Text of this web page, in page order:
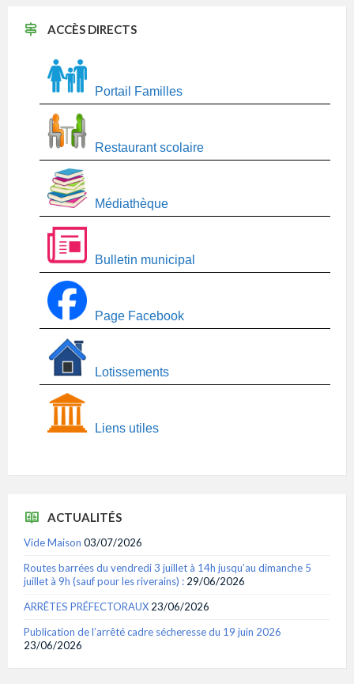
ACCÈS DIRECTS
Portail Familles
Restaurant scolaire
Médiathèque
Bulletin municipal
Page Facebook
Lotissements
Liens utiles
ACTUALITÉS
Vide Maison 03/07/2026
Routes barrées du vendredi 3 juillet à 14h jusqu’au dimanche 5
juillet à 9h (sauf pour les riverains) : 29/06/2026
ARRÊTES PRÉFECTORAUX 23/06/2026
Publication de l’arrêté cadre sécheresse du 19 juin 2026
23/06/2026